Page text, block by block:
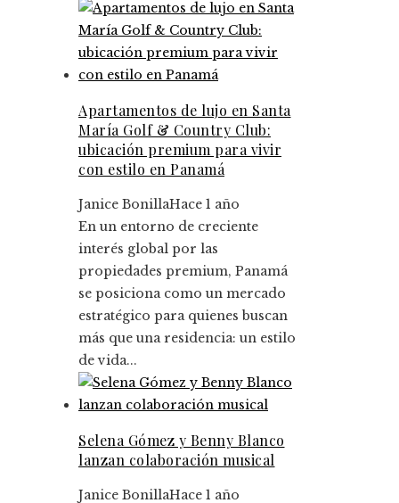
Apartamentos de lujo en Santa
María Golf & Country Club:
ubicación premium para vivir
con estilo en Panamá
Janice BonillaHace 1 año
En un entorno de creciente
interés global por las
propiedades premium, Panamá
se posiciona como un mercado
estratégico para quienes buscan
más que una residencia: un estilo
de vida...
Selena Gómez y Benny Blanco
lanzan colaboración musical
Janice BonillaHace 1 año